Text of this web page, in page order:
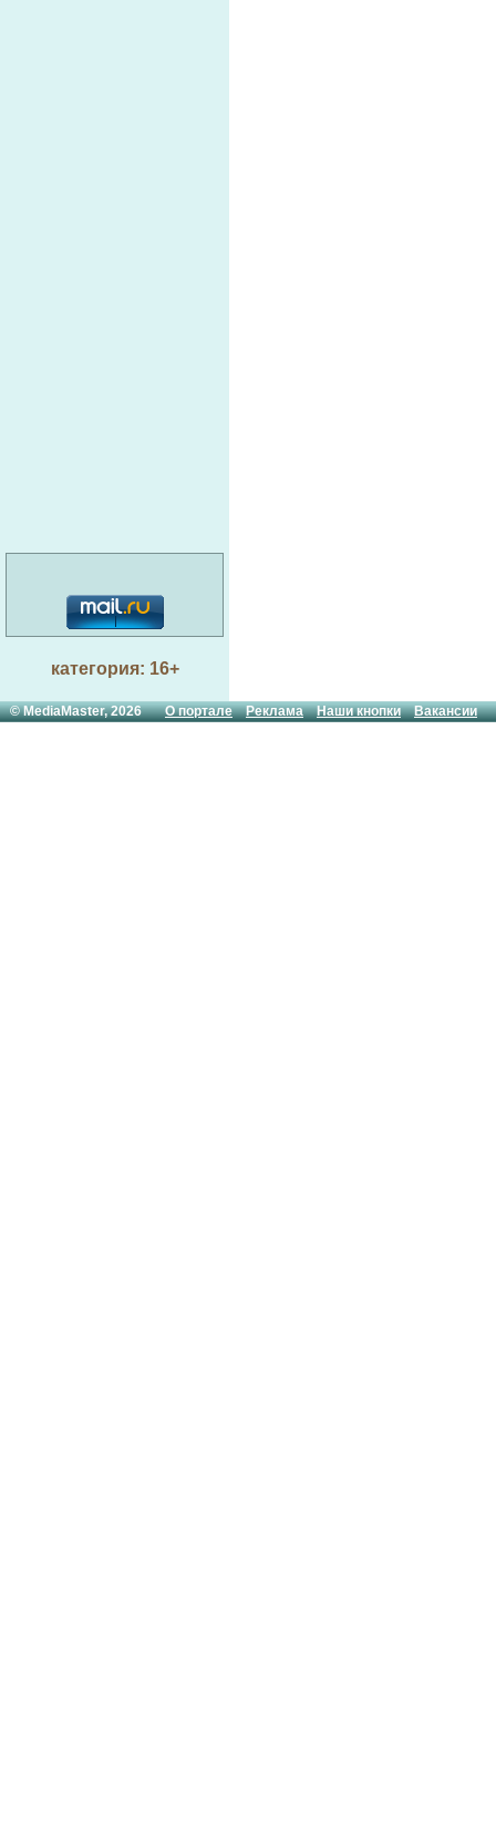
категория: 16+
© MediaMaster, 2026О портале Реклама Наши кнопки Вакансии